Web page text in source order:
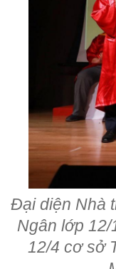
Đại diện Nhà
Ngân lớp
12/4 cơ sở